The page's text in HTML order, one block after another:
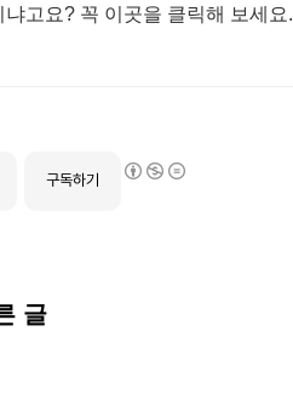
고요? 꼭 이곳을 클릭해 보세요.
구독하기
글